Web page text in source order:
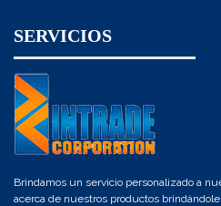
SERVICIOS
Brindamos un servicio personalizado a
acerca de nuestros productos